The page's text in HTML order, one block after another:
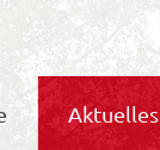
Aktuelles